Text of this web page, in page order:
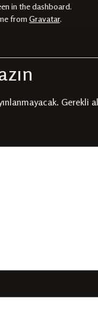
in the dashboard.
from Gravatar.
Gerekli